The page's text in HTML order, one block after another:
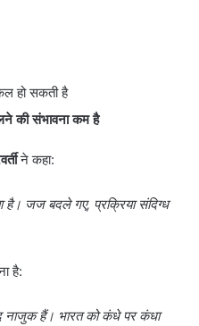
हो सकती है
की संभावना कम है
ने कहा:
है। जज बदले गए, प्रक्रिया संदिग्ध
है:
नाजुक हैं। भारत को कंधे पर कंधा